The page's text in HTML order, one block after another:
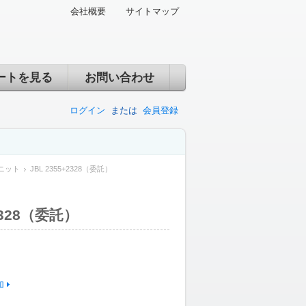
会社概要 サイトマップ
トを見る お問い合わせ
ログイン または 会員登録
ット JBL 2355+2328（委託）
（委託）